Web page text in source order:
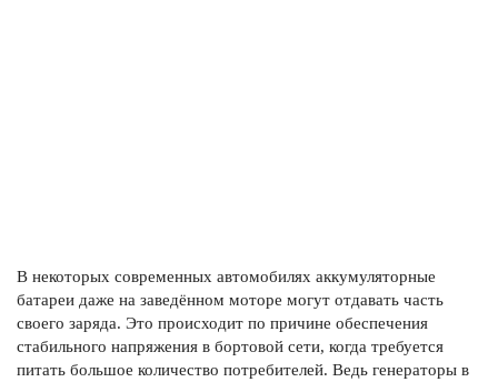
В некоторых современных автомобилях аккумуляторные
батареи даже на заведённом моторе могут отдавать часть
своего заряда. Это происходит по причине обеспечения
стабильного напряжения в бортовой сети, когда требуется
питать большое количество потребителей. Ведь генераторы в